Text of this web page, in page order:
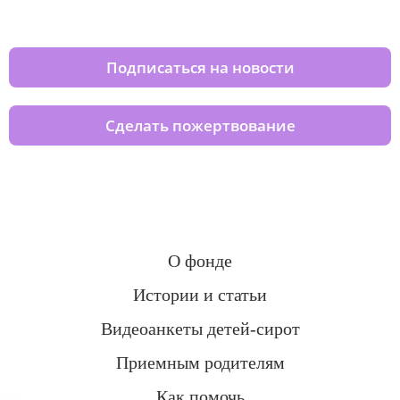
Подписаться на новости
Сделать пожертвование
О фонде
Истории и статьи
Видеоанкеты детей-сирот
Приемным родителям